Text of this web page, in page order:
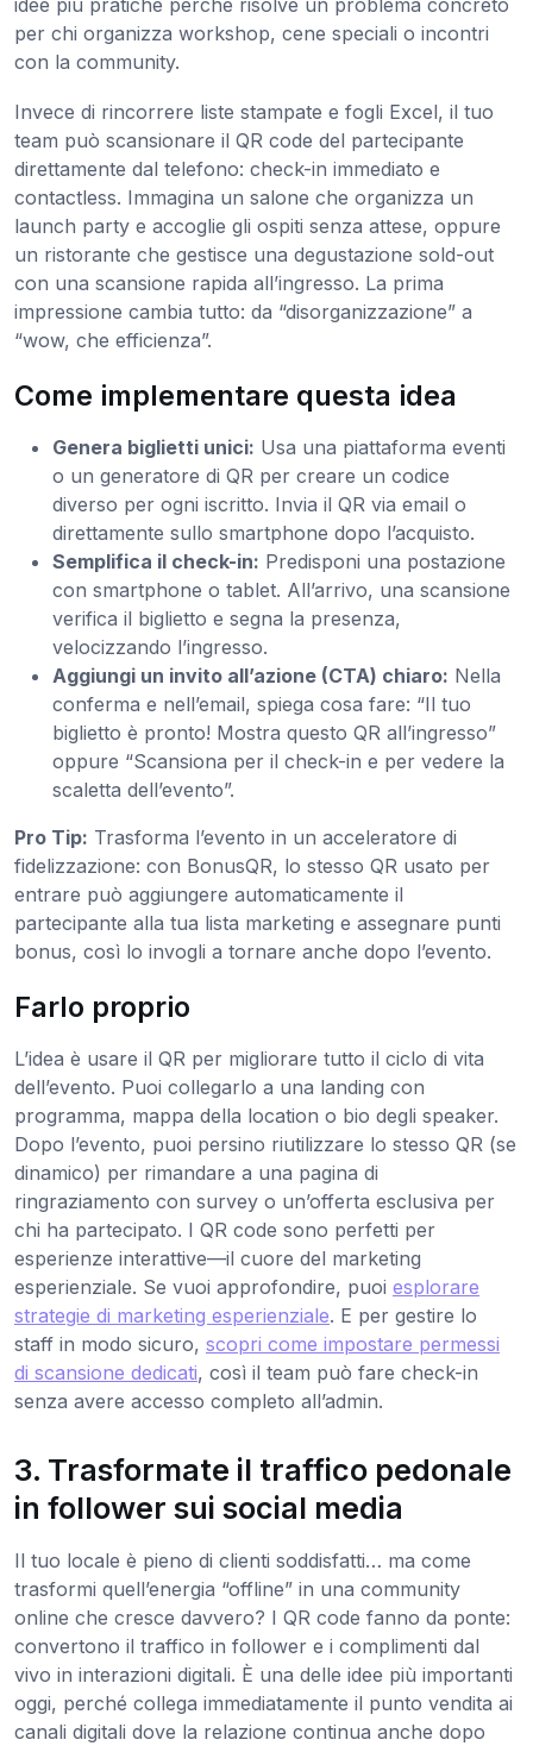
idee più pratiche perché risolve un problema concreto
per chi organizza workshop, cene speciali o incontri
con la community.
Invece di rincorrere liste stampate e fogli Excel, il tuo
team può scansionare il QR code del partecipante
direttamente dal telefono: check-in immediato e
contactless. Immagina un salone che organizza un
launch party e accoglie gli ospiti senza attese, oppure
un ristorante che gestisce una degustazione sold-out
con una scansione rapida all’ingresso. La prima
impressione cambia tutto: da “disorganizzazione” a
“wow, che efficienza”.
Come implementare questa idea
Genera biglietti unici: Usa una piattaforma eventi
o un generatore di QR per creare un codice
diverso per ogni iscritto. Invia il QR via email o
direttamente sullo smartphone dopo l’acquisto.
Semplifica il check-in: Predisponi una postazione
con smartphone o tablet. All’arrivo, una scansione
verifica il biglietto e segna la presenza,
velocizzando l’ingresso.
Aggiungi un invito all’azione (CTA) chiaro: Nella
conferma e nell’email, spiega cosa fare: “Il tuo
biglietto è pronto! Mostra questo QR all’ingresso”
oppure “Scansiona per il check-in e per vedere la
scaletta dell’evento”.
Pro Tip: Trasforma l’evento in un acceleratore di
fidelizzazione: con BonusQR, lo stesso QR usato per
entrare può aggiungere automaticamente il
partecipante alla tua lista marketing e assegnare punti
bonus, così lo invogli a tornare anche dopo l’evento.
Farlo proprio
L’idea è usare il QR per migliorare tutto il ciclo di vita
dell’evento. Puoi collegarlo a una landing con
programma, mappa della location o bio degli speaker.
Dopo l’evento, puoi persino riutilizzare lo stesso QR (se
dinamico) per rimandare a una pagina di
ringraziamento con survey o un’offerta esclusiva per
chi ha partecipato. I QR code sono perfetti per
esperienze interattive—il cuore del marketing
esperienziale. Se vuoi approfondire, puoi esplorare
strategie di marketing esperienziale. E per gestire lo
staff in modo sicuro, scopri come impostare permessi
di scansione dedicati, così il team può fare check-in
senza avere accesso completo all’admin.
3. Trasformate il traffico pedonale
in follower sui social media
Il tuo locale è pieno di clienti soddisfatti… ma come
trasformi quell’energia “offline” in una community
online che cresce davvero? I QR code fanno da ponte:
convertono il traffico in follower e i complimenti dal
vivo in interazioni digitali. È una delle idee più importanti
oggi, perché collega immediatamente il punto vendita ai
canali digitali dove la relazione continua anche dopo